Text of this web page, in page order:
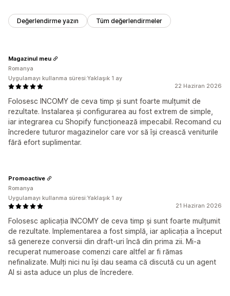
Değerlendirme yazın Tüm değerlendirmeler
22 Haziran 2026
Folosesc INCOMY de ceva timp și sunt foarte mulțumit de
rezultate. Instalarea și configurarea au fost extrem de simple,
iar integrarea cu Shopify funcționează impecabil. Recomand cu
încredere tuturor magazinelor care vor să își crească veniturile
fără efort suplimentar.
Magazinul meu
Romanya
Uygulamayı kullanma süresi:Yaklaşık 1 ay
21 Haziran 2026
Folosesc aplicația INCOMY de ceva timp și sunt foarte mulțumit
de rezultate. Implementarea a fost simplă, iar aplicația a început
să genereze conversii din draft-uri încă din prima zii. Mi-a
recuperat numeroase comenzi care altfel ar fi rămas
nefinalizate. Mulți nici nu își dau seama că discută cu un agent
AI si asta aduce un plus de încredere.
Promoactive
Romanya
Uygulamayı kullanma süresi:Yaklaşık 1 ay